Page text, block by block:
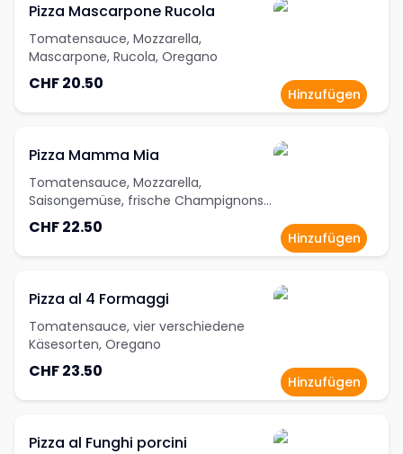
Pizza Mascarpone Rucola
Tomatensauce, Mozzarella,
Mascarpone, Rucola, Oregano
CHF 20.50
Hinzufügen
Pizza Mamma Mia
Tomatensauce, Mozzarella,
Saisongemüse, frische Champignons,
Oregano
CHF 22.50
Hinzufügen
Pizza al 4 Formaggi
Tomatensauce, vier verschiedene
Käsesorten, Oregano
CHF 23.50
Hinzufügen
Pizza al Funghi porcini